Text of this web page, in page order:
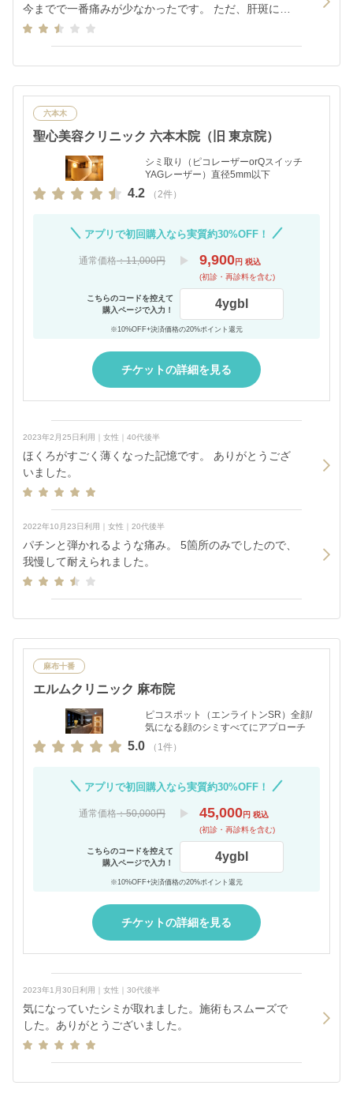
今までで一番痛みが少なかったです。 ただ、肝斑には
当てられないとの事でそれ以外の部位に当ててもらっ
六本木
聖心美容クリニック 六本木院（旧 東京院）
シミ取り（ピコレーザーorQスイッチ
YAGレーザー）直径5mm以下
4.2 （2件）
アプリで初回購入なら実質約30%OFF！
通常価格：11,000円 9,900円 税込
(初診・再診料を含む)
こちらのコードを控えて
購入ページで入力！
4ygbl
※10%OFF+決済価格の20%ポイント還元
チケットの詳細を見る
2023年2月25日利用｜女性｜40代後半
ほくろがすごく薄くなった記憶です。 ありがとうござ
いました。
2022年10月23日利用｜女性｜20代後半
パチンと弾かれるような痛み。 5箇所のみでしたので、
我慢して耐えられました。
麻布十番
エルムクリニック 麻布院
ピコスポット（エンライトンSR）全顔/
気になる顔のシミすべてにアプローチ
5.0 （1件）
アプリで初回購入なら実質約30%OFF！
通常価格：50,000円 45,000円 税込
(初診・再診料を含む)
こちらのコードを控えて
購入ページで入力！
4ygbl
※10%OFF+決済価格の20%ポイント還元
チケットの詳細を見る
2023年1月30日利用｜女性｜30代後半
気になっていたシミが取れました。施術もスムーズで
した。ありがとうございました。